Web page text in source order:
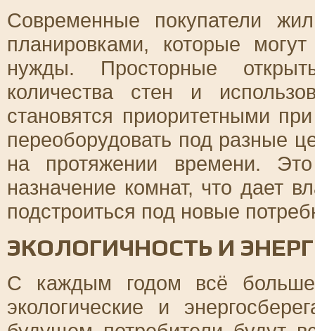
Современные покупатели
планировками, которые
нужды. Просторные
количества стен и
становятся приоритетными
переоборудовать под разные
на протяжении времени.
назначение комнат, что дает
подстроиться под новые
ЭКОЛОГИЧНОСТЬ И
С каждым годом всё
экологические и